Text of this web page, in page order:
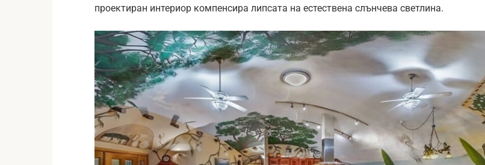
проектиран интериор компенсира липсата на естествена слънчева светлина.